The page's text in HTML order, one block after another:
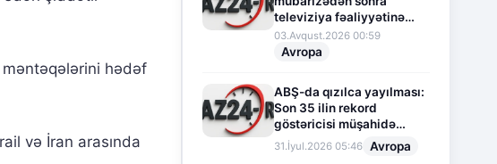
məntəqələrini hədəf
və İran arasında
televiziya fəaliyyətinə
fasilə verir
03.Avqust.2026 00:59
Avropa
ABŞ-da qızılca yayılması:
Son 35 ilin rekord
göstəricisi müşahidə
olunur
31.İyul.2026 05:46 Avropa